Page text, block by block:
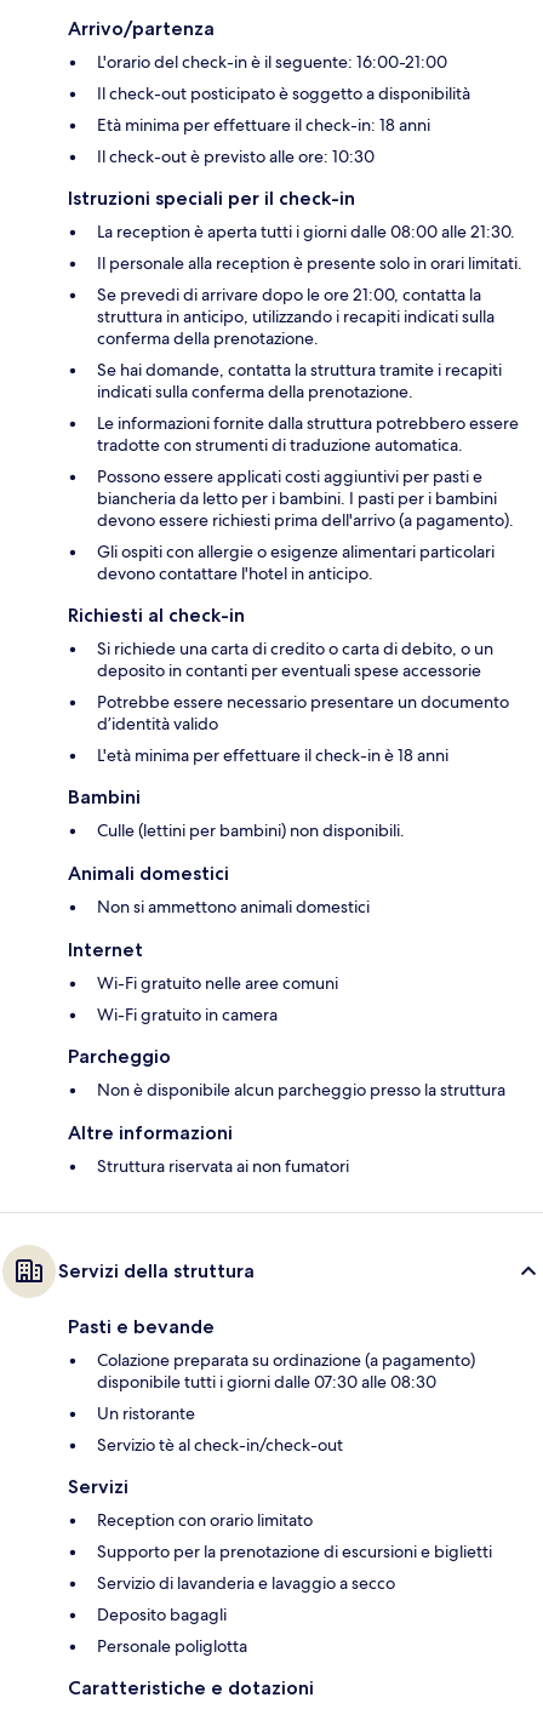
Arrivo/partenza
L'orario del check-in è il seguente: 16:00-21:00
Il check-out posticipato è soggetto a disponibilità
Età minima per effettuare il check-in: 18 anni
Il check-out è previsto alle ore: 10:30
Istruzioni speciali per il check-in
La reception è aperta tutti i giorni dalle 08:00 alle 21:30.
Il personale alla reception è presente solo in orari limitati.
Se prevedi di arrivare dopo le ore 21:00, contatta la
struttura in anticipo, utilizzando i recapiti indicati sulla
conferma della prenotazione.
Se hai domande, contatta la struttura tramite i recapiti
indicati sulla conferma della prenotazione.
Le informazioni fornite dalla struttura potrebbero essere
tradotte con strumenti di traduzione automatica.
Possono essere applicati costi aggiuntivi per pasti e
biancheria da letto per i bambini. I pasti per i bambini
devono essere richiesti prima dell'arrivo (a pagamento).
Gli ospiti con allergie o esigenze alimentari particolari
devono contattare l'hotel in anticipo.
Richiesti al check-in
Si richiede una carta di credito o carta di debito, o un
deposito in contanti per eventuali spese accessorie
Potrebbe essere necessario presentare un documento
d’identità valido
L'età minima per effettuare il check-in è 18 anni
Bambini
Culle (lettini per bambini) non disponibili.
Animali domestici
Non si ammettono animali domestici
Internet
Wi-Fi gratuito nelle aree comuni
Wi-Fi gratuito in camera
Parcheggio
Non è disponibile alcun parcheggio presso la struttura
Altre informazioni
Struttura riservata ai non fumatori
Servizi della struttura
Pasti e bevande
Colazione preparata su ordinazione (a pagamento)
disponibile tutti i giorni dalle 07:30 alle 08:30
Un ristorante
Servizio tè al check-in/check-out
Servizi
Reception con orario limitato
Supporto per la prenotazione di escursioni e biglietti
Servizio di lavanderia e lavaggio a secco
Deposito bagagli
Personale poliglotta
Caratteristiche e dotazioni